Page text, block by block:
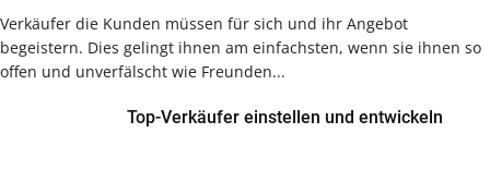
Verkäufer die Kunden müssen für sich und ihr Angebot
begeistern. Dies gelingt ihnen am einfachsten, wenn sie ihnen so
offen und unverfälscht wie Freunden...
Top-Verkäufer einstellen und entwickeln